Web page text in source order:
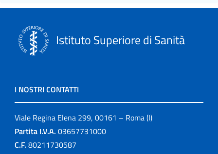
Istituto Superiore di Sanità
I NOSTRI CONTATTI
Viale Regina Elena 299, 00161 – Roma (I)
Partita I.V.A. 03657731000
C.F. 80211730587